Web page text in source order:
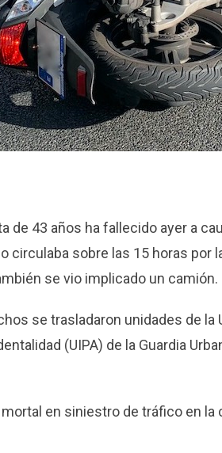
de 43 años ha fallecido ayer a
circulaba sobre las 15 horas por
se vio implicado un camión.
se trasladaron unidades de la
(UIPA) de la Guardia
en siniestro de tráfico en la